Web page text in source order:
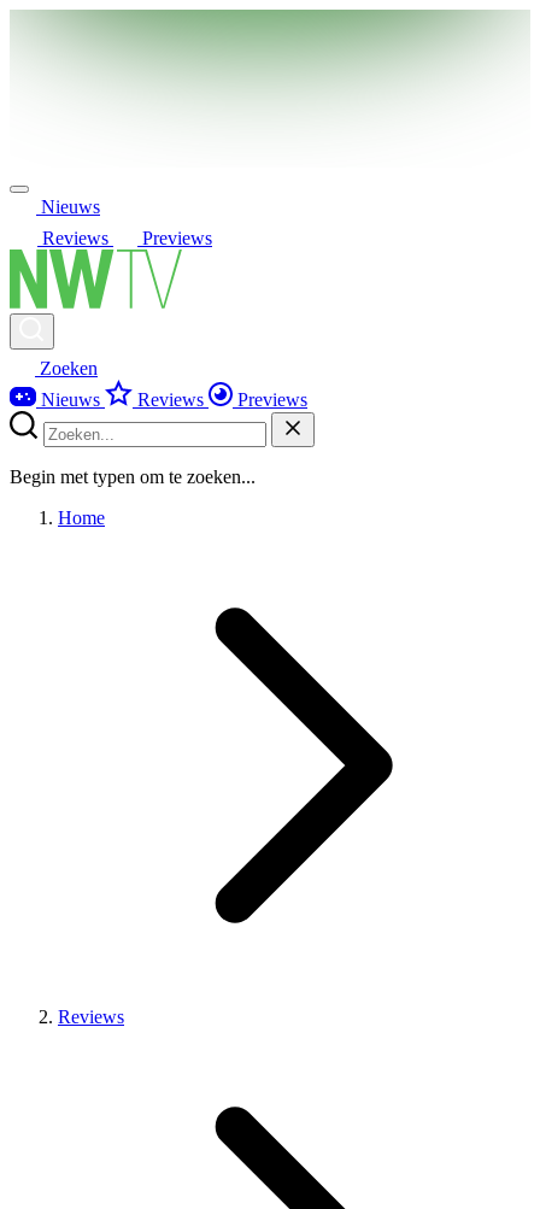
Nieuws
Reviews
Previews
Zoeken
Nieuws
Reviews Previews
Begin met typen om te zoeken...
Home
Reviews